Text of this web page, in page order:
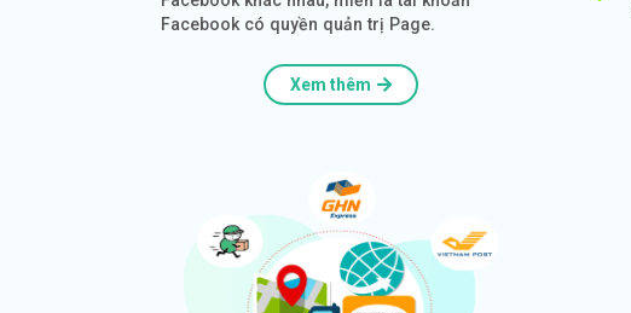
Facebook có quyền quản trị Page.
Xem thêm